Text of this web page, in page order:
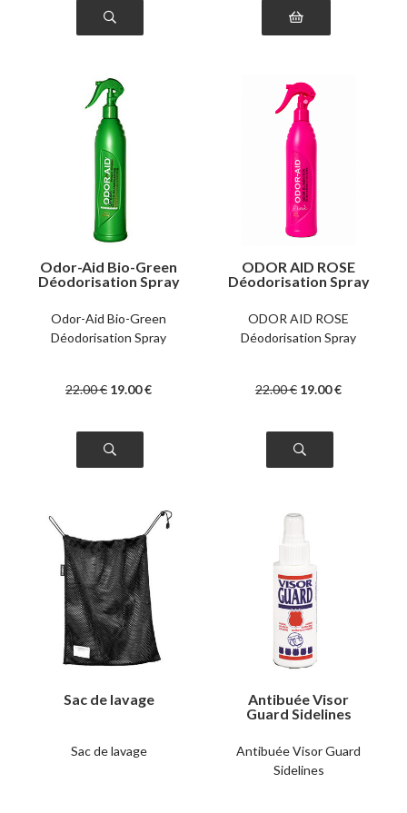
Odor-Aid Bio-Green
Déodorisation Spray
Odor-Aid Bio-Green
Déodorisation Spray
22.00€ 19.00€
ODOR AID ROSE
Déodorisation Spray
ODOR AID ROSE
Déodorisation Spray
22.00€ 19.00€
Sac de lavage
Sac de lavage
Antibuée Visor
Guard Sidelines
Antibuée Visor Guard
Sidelines